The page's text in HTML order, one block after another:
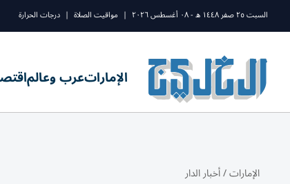
السبت ٢٥ صفر ١٤٤٨ ه - ٠٨ أغسطس ٢٠٢٦ | مواقيت الصلاة | درجات الحرارة
الإماراتعرب وعالم
الإمارات/أخبار الدار